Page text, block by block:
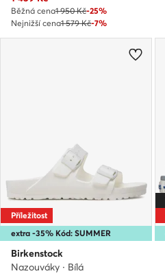
Běžná cena1 950 Kč-25%
Nejnižší cena1 579 Kč-7%
extra -35% Kód: SUMMER
Příležitost
Birkenstock
Nazouváky · Bílá